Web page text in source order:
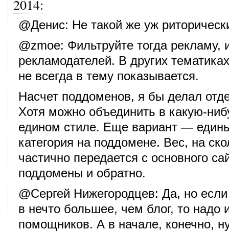
2014:
@Денис: Не такой же уж
@zmoe: Фильтруйте тогда
рекламодателей. В других
не всегда в тему показывается.
Насчет поддоменов, я бы делал
Хотя можно объединить в какую-
едином стиле. Еще вариант —
категория на поддомене. Вес, на
частично передается с основного
поддомены и обратно.
@Сергей Нижегородцев: Да, но
в нечто большее, чем блог, то надо
помощников. А в начале, конечно,